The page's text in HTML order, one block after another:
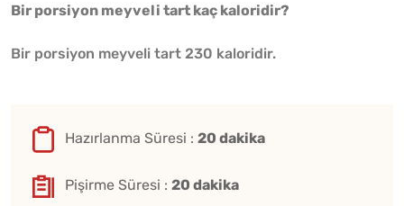
Bir porsiyon meyveli tart kaç kaloridir?
Bir porsiyon meyveli tart 230 kaloridir.
Hazırlanma Süresi : 20 dakika
Pişirme Süresi : 20 dakika